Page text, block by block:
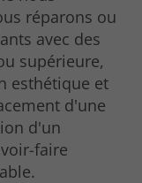
réparons ou
avec des
supérieure,
esthétique et
d'une
d'un
faire